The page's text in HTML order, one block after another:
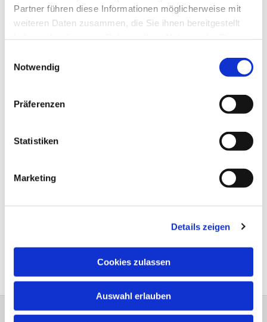
Partner führen diese Informationen möglicherweise mit
weiteren Daten zusammen, die Sie ihnen bereitgestellt
Notwendig
Präferenzen
Statistiken
Marketing
Details zeigen
Cookies zulassen
Auswahl erlauben
Wir selbst sind Abhängige bzw. Angehörige von
Abhängigen.
Du kannst dich entscheiden, stell' die
Donnerstags, 19.00 bis 21.00 Uhr
Johanneskirche
André
oer-erkenschwick@bke-nrw.de